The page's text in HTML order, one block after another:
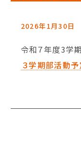
2026年1月30日
令和７年度3学
３学期部活動予